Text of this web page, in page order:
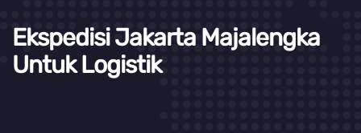
Ekspedisi Jakarta Majalengka
Untuk Logistik